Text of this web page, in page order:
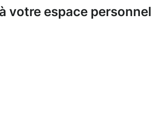
votre espace personnel